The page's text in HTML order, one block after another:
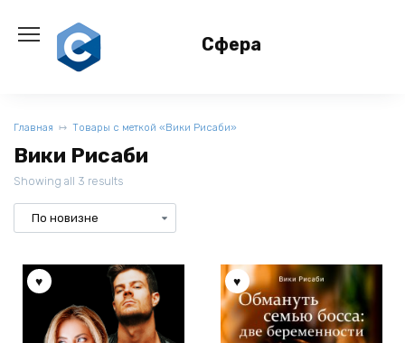
содержанию
Сфера
Главная Товары с меткой «Вики Рисаби»
Вики Рисаби
Showing all 3 results